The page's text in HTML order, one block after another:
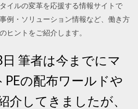
イルの変革を応援する情報サイトで
例・ソリューション情報など、働き方
ヒントをご紹介します。
筆者は今までにマ
の配布ワールドや
介してきましたが、